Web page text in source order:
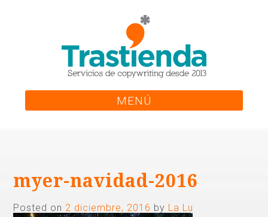
MENÚ
myer-navidad-2016
Posted on 2 diciembre, 2016 by La Lu